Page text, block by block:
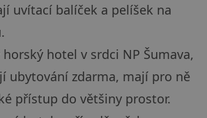
uvítací balíček a pelíšek na
hotel v srdci NP Šumava,
ubytování zdarma, mají pro ně
přístup do většiny prostor.